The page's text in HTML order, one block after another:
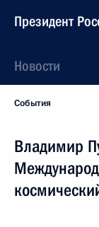
Президент
Новости
События
Владимир